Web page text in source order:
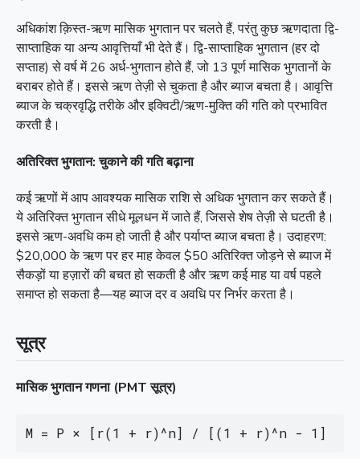
अधिकांश क़िस्त-ऋण मासिक भुगतान पर चलते हैं, परंतु कुछ ऋणदाता द्वि-
साप्ताहिक या अन्य आवृत्तियाँ भी देते हैं। द्वि-साप्ताहिक भुगतान (हर दो
सप्ताह) से वर्ष में 26 अर्ध-भुगतान होते हैं, जो 13 पूर्ण मासिक भुगतानों के
बराबर होते हैं। इससे ऋण तेज़ी से चुकता है और ब्याज बचता है। आवृत्ति
ब्याज के चक्रवृद्धि तरीके और इक्विटी/ऋण-मुक्ति की गति को प्रभावित
करती है।
अतिरिक्त भुगतान: चुकाने की गति बढ़ाना
कई ऋणों में आप आवश्यक मासिक राशि से अधिक भुगतान कर सकते हैं।
ये अतिरिक्त भुगतान सीधे मूलधन में जाते हैं, जिससे शेष तेज़ी से घटती है।
इससे ऋण-अवधि कम हो जाती है और पर्याप्त ब्याज बचता है। उदाहरण:
$20,000 के ऋण पर हर माह केवल $50 अतिरिक्त जोड़ने से ब्याज में
सैकड़ों या हज़ारों की बचत हो सकती है और ऋण कई माह या वर्ष पहले
समाप्त हो सकता है—यह ब्याज दर व अवधि पर निर्भर करता है।
सूत्र
मासिक भुगतान गणना (PMT सूत्र)
M = P × [r(1 + r)^n] / [(1 + r)^n - 1]